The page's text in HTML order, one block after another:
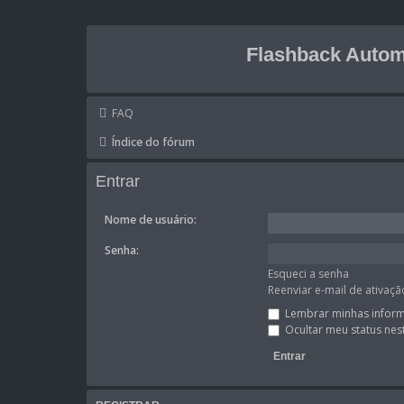
Flashback
FAQ
Índice do fórum
Entrar
Nome de usuário:
Senha:
Esqueci a senha
Reenviar e-mail de
Lembrar minhas
Ocultar meu status